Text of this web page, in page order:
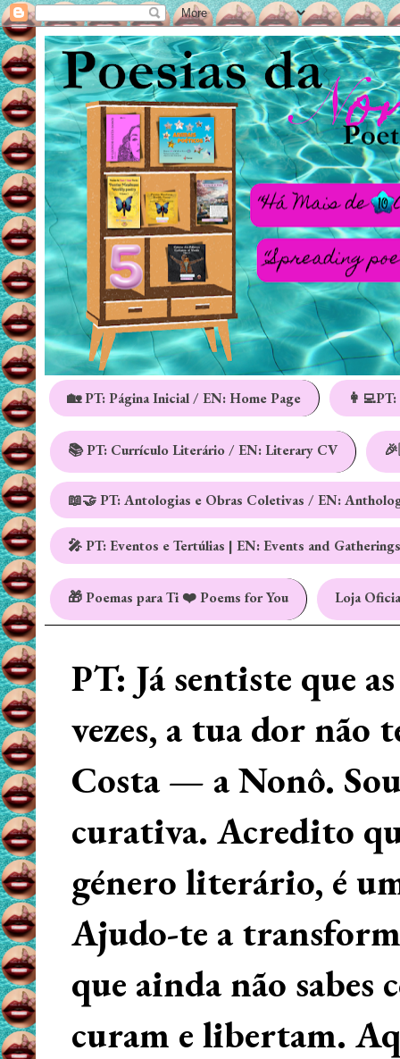
🏡 PT: Página Inicial / EN: Home Page
📚 PT: Currículo Literário / EN: Literary CV
📖🤝 PT: Antologias e Obras Coletivas / EN:
🎤 PT: Eventos e Tertúlias | EN: Events and Gatherings
🎁 Poemas para Ti ❤️ Poems for You Loja
PT: Já sentiste que
vezes, a tua dor não
Costa — a Nonô.
curativa. Acredito
género literário, é
Ajudo-te a
que ainda não
curam e libertam.